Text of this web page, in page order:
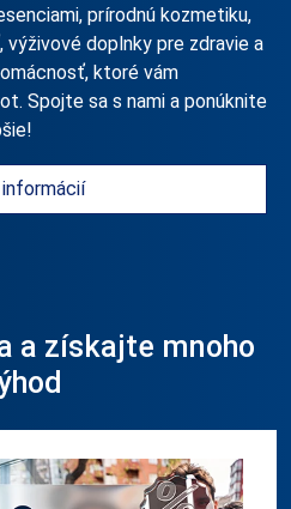
prírodnú kozmetiku,
výživové doplnky pre zdravie a
ktoré vám
Spojte sa s nami a ponúknite
a získajte mnoho